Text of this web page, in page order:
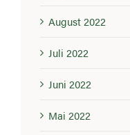
August 2022
Juli 2022
Juni 2022
Mai 2022